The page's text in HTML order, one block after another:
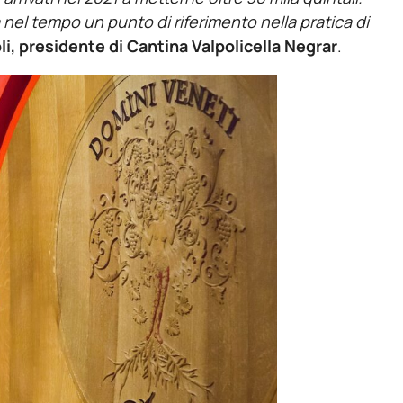
tempo un punto di riferimento nella pratica di
presidente di Cantina Valpolicella Negrar.